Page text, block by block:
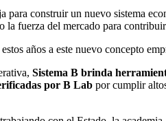
construir un nuevo sistema
la fuerza del mercado para
años a este nuevo concepto
Sistema B brinda
por B Lab por cumplir